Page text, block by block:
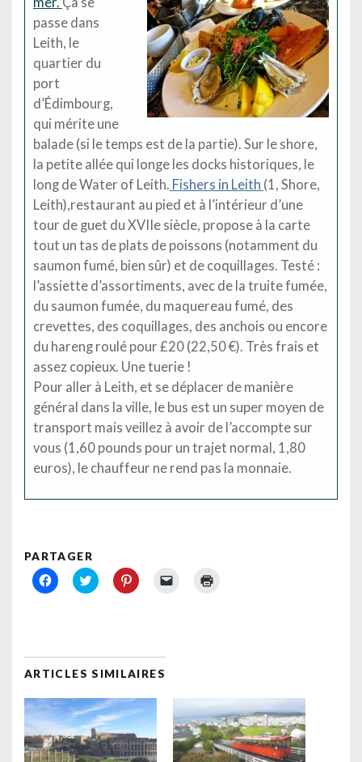
passe dans
Leith, le
quartier du
port
d’Édimbourg,
qui mérite une
balade (si le temps est de la partie). Sur le shore,
la petite allée qui longe les docks historiques, le
long de Water of Leith. Fishers in Leith (1, Shore,
Leith),restaurant au pied et à l’intérieur d’une
tour de guet du XVIIe siècle, propose à la carte
tout un tas de plats de poissons (notamment du
saumon fumé, bien sûr) et de coquillages. Testé :
l’assiette d’assortiments, avec de la truite fumée,
du saumon fumée, du maquereau fumé, des
crevettes, des coquillages, des anchois ou encore
du hareng roulé pour £20 (22,50 €). Très frais et
assez copieux. Une tuerie !
Pour aller à Leith, et se déplacer de manière
général dans la ville, le bus est un super moyen de
transport mais veillez à avoir de l’accompte sur
vous (1,60 pounds pour un trajet normal, 1,80
euros), le chauffeur ne rend pas la monnaie.
PARTAGER
Cliquez
pour
Cliquez
pour
Cliquez
pour
Cliquer
nouvelle
fenêtre)
ARTICLES SIMILAIRES